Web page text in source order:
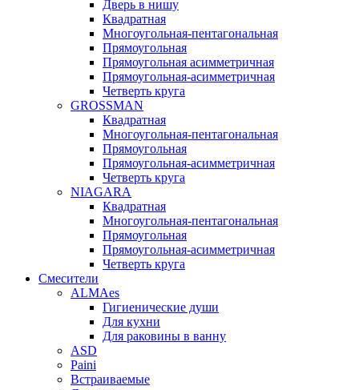
Дверь в нишу
Квадратная
Многоугольная-пентагональная
Прямоугольная
Прямоугольная асимметричная
Прямоугольная-асимметричная
Четверть круга
GROSSMAN
Квадратная
Многоугольная-пентагональная
Прямоугольная
Прямоугольная-асимметричная
Четверть круга
NIAGARA
Квадратная
Многоугольная-пентагональная
Прямоугольная
Прямоугольная-асимметричная
Четверть круга
Смесители
ALMAes
Гигиенические души
Для кухни
Для раковины в ванну
ASD
Paini
Встраиваемые